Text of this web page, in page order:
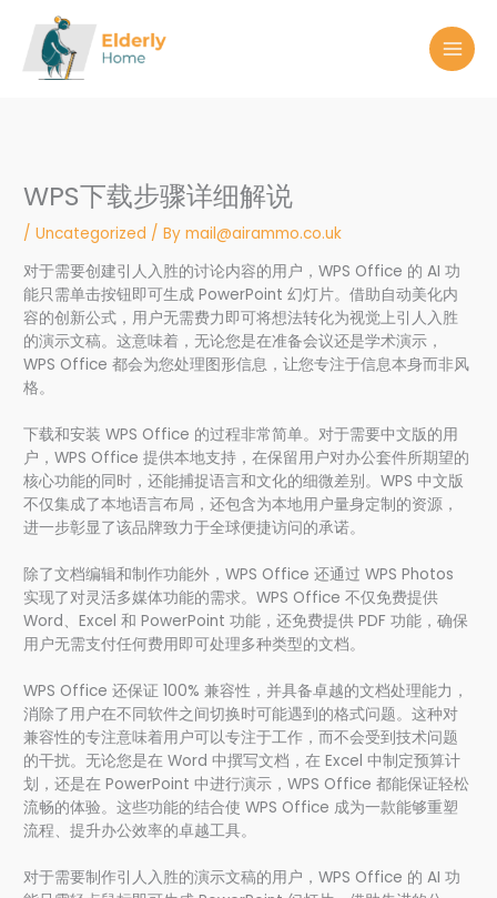
content
WPS下载步骤详细解说
/Uncategorized / Bymail@airammo.co.uk
对于需要创建引人入胜的讨论内容的用户，WPS Office 的 AI 功
能只需单击按钮即可生成 PowerPoint 幻灯片。借助自动美化内
容的创新公式，用户无需费力即可将想法转化为视觉上引人入胜
的演示文稿。这意味着，无论您是在准备会议还是学术演示，
WPS Office 都会为您处理图形信息，让您专注于信息本身而非风
格。
下载和安装 WPS Office 的过程非常简单。对于需要中文版的用
户，WPS Office 提供本地支持，在保留用户对办公套件所期望的
核心功能的同时，还能捕捉语言和文化的细微差别。WPS 中文版
不仅集成了本地语言布局，还包含为本地用户量身定制的资源，
进一步彰显了该品牌致力于全球便捷访问的承诺。
除了文档编辑和制作功能外，WPS Office 还通过 WPS Photos
实现了对灵活多媒体功能的需求。WPS Office 不仅免费提供
Word、Excel 和 PowerPoint 功能，还免费提供 PDF 功能，确保
用户无需支付任何费用即可处理多种类型的文档。
WPS Office 还保证 100% 兼容性，并具备卓越的文档处理能力，
消除了用户在不同软件之间切换时可能遇到的格式问题。这种对
兼容性的专注意味着用户可以专注于工作，而不会受到技术问题
的干扰。无论您是在 Word 中撰写文档，在 Excel 中制定预算计
划，还是在 PowerPoint 中进行演示，WPS Office 都能保证轻松
流畅的体验。这些功能的结合使 WPS Office 成为一款能够重塑
流程、提升办公效率的卓越工具。
对于需要制作引人入胜的演示文稿的用户，WPS Office 的 AI 功